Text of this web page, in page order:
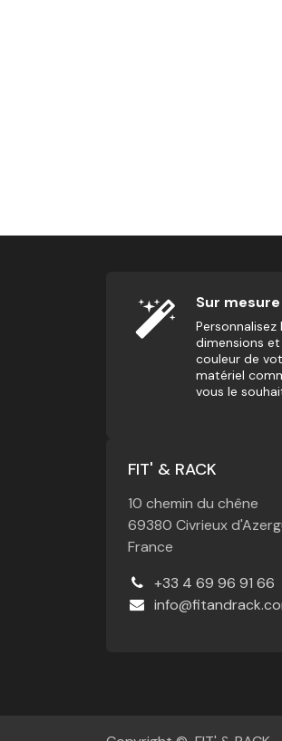
Sur mesure
Personnalisez
dimensions et
couleur de
matériel
vous le
FIT' & RACK
10 chemin du chêne
69380 Civrieux
France
+33 4 69 96 91 66